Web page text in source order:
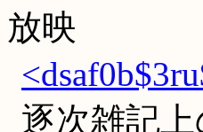
放映
逐次雑記